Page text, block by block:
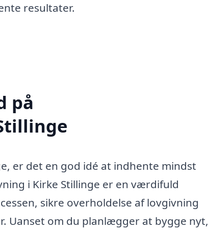
resultater.
på
er det en god idé at indhente mindst
i Kirke Stillinge er en værdifuld
sikre overholdelse af lovgivning
om du planlægger at bygge nyt,